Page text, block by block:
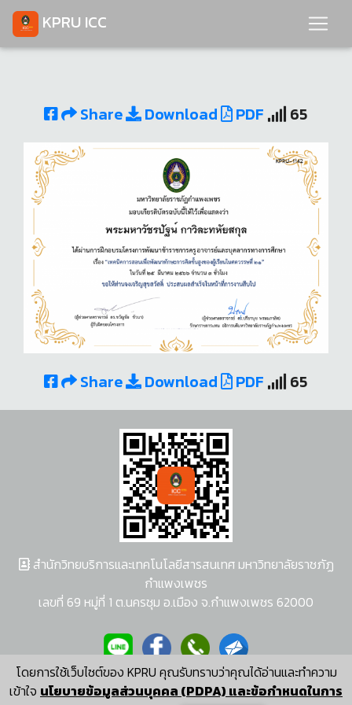
KPRU ICC
Share Download PDF 65
Share Download PDF 65
โดยการใช้เว็บไซต์ของ KPRU คุณรับทราบว่าคุณได้อ่านและทำความ
เข้าใจ นโยบายข้อมูลส่วนบุคคล (PDPA) และข้อกำหนดในการ
สำนักวิทยบริการและเทคโนโลยีสารสนเทศ มหาวิทยาลัยราชภัฏ
กำแพงเพชร
เลขที่ 69 หมู่ที่ 1 ต.นครชุม อ.เมือง จ.กำแพงเพชร 62000
ผู้พัฒนาระบบ อนุชา พวงผกา